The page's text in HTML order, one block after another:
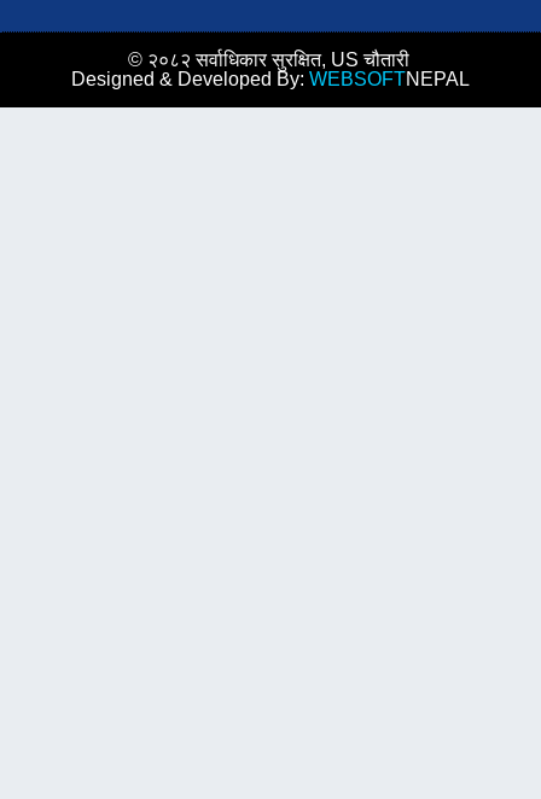
© २०८२ सर्वाधिकार सुरक्षित, US चौतारी
Designed & Developed By: WEBSOFTNEPAL